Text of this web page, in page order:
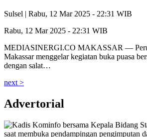
Sulsel | Rabu, 12 Mar 2025 - 22:31 WIB
Rabu, 12 Mar 2025 - 22:31 WIB
MEDIASINERGI.CO MAKASSAR ––
Makassar menggelar kegiatan buka puasa
dengan salat…
next >
Advertorial